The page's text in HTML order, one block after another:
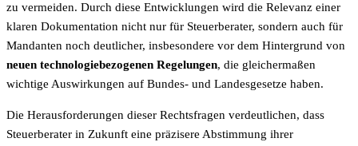
zu vermeiden. Durch diese Entwicklungen wird die Relevanz einer
klaren Dokumentation nicht nur für Steuerberater, sondern auch für
Mandanten noch deutlicher, insbesondere vor dem Hintergrund von
neuen technologiebezogenen Regelungen, die gleichermaßen
wichtige Auswirkungen auf Bundes- und Landesgesetze haben.
Die Herausforderungen dieser Rechtsfragen verdeutlichen, dass
Steuerberater in Zukunft eine präzisere Abstimmung ihrer